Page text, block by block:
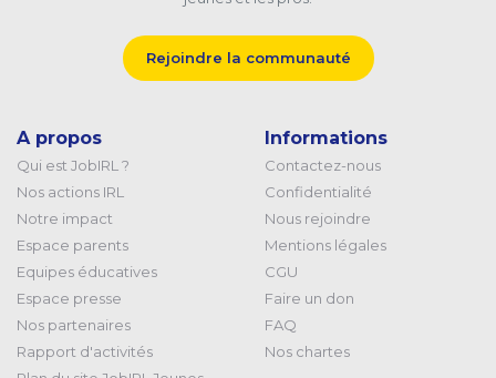
Rejoindre la communauté
A propos
Qui est JobIRL ?
Nos actions IRL
Notre impact
Espace parents
Equipes éducatives
Espace presse
Nos partenaires
Rapport d'activités
Informations
Contactez-nous
Confidentialité
Nous rejoindre
Mentions légales
CGU
Faire un don
FAQ
Nos chartes